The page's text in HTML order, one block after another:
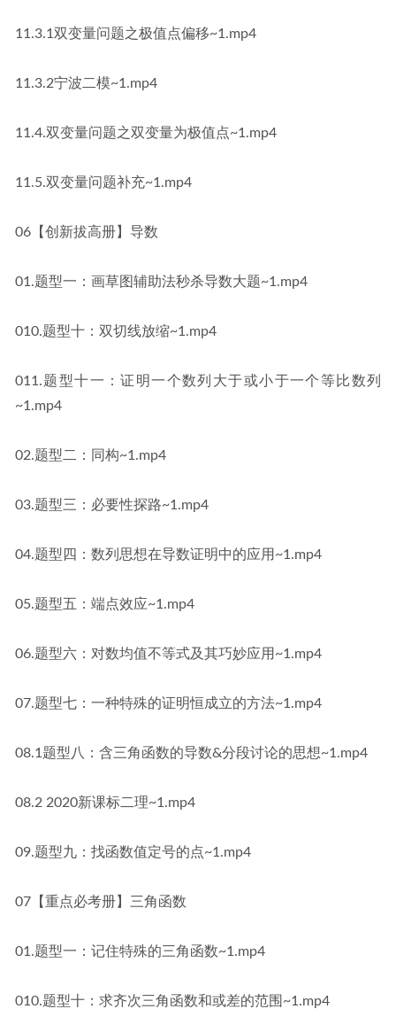
11.3.1双变量问题之极值点偏移~1.mp4
11.3.2宁波二模~1.mp4
11.4.双变量问题之双变量为极值点~1.mp4
11.5.双变量问题补充~1.mp4
06【创新拔高册】导数
01.题型一：画草图辅助法秒杀导数大题~1.mp4
010.题型十：双切线放缩~1.mp4
011.题型十一：证明一个数列大于或小于一个等比数列
~1.mp4
02.题型二：同构~1.mp4
03.题型三：必要性探路~1.mp4
04.题型四：数列思想在导数证明中的应用~1.mp4
05.题型五：端点效应~1.mp4
06.题型六：对数均值不等式及其巧妙应用~1.mp4
07.题型七：一种特殊的证明恒成立的方法~1.mp4
08.1题型八：含三角函数的导数&分段讨论的思想~1.mp4
08.2 2020新课标二理~1.mp4
09.题型九：找函数值定号的点~1.mp4
07【重点必考册】三角函数
01.题型一：记住特殊的三角函数~1.mp4
010.题型十：求齐次三角函数和或差的范围~1.mp4